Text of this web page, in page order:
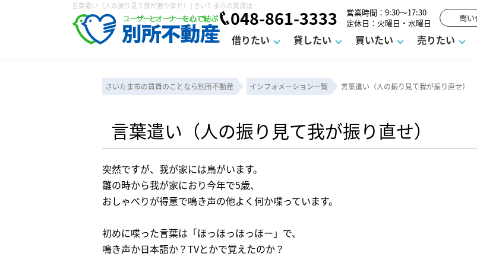
言葉遣い（人の振り見て我が振り直せ） | さいたま市の賃貸は株式会社 別所不動産にお任せ下さい！
048-861-3333
営業時間：9:30～17:30
定休日：火曜日・水曜日
問い
借りたい
保存した検索条件 賃貸契約までの流れ よくある質問 不動産用語・賃
貸したい
賃貸法律相談室
買いたい 売りたい
諸費用 仲介と買取の違い 必要な書類 売却の流れ 高く売る
個人情報の取り扱い カスタマーハラスメントに対する基本方針
さいたま市の賃貸のことなら別所不動産 インフォメーション一覧 言葉遣い（人の振り見て我が振り直せ）
言葉遣い（人の振り見て我が振り直せ）
突然ですが、我が家には鳥がいます。
雛の時から我が家におり今年で5歳、
おしゃべりが得意で鳴き声の他よく何か喋っています。
初めに喋った言葉は「ほっほっほっほー」で、
鳴き声か日本語か？TVとかで覚えたのか？